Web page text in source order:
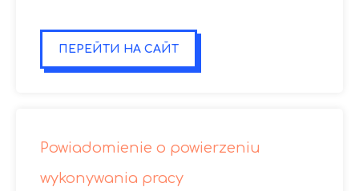
ПЕРЕЙТИ НА САЙТ
Powiadomienie o powierzeniu
wykonywania pracy